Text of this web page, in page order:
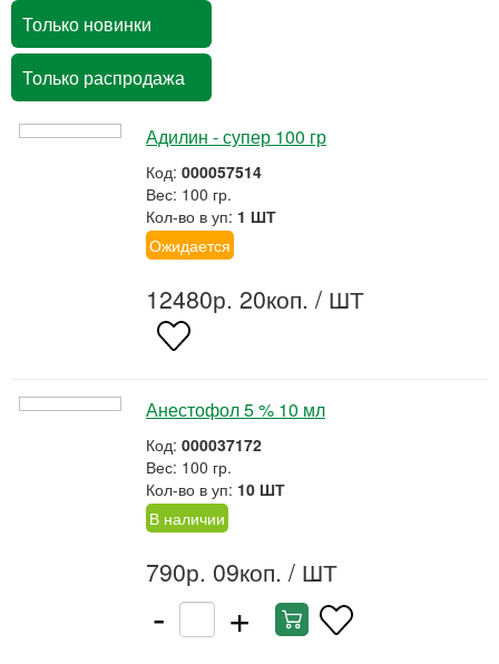
Только новинки
Только распродажа
Адилин - супер 100 гр
Код: 000057514
Вес: 100 гр.
Кол-во в уп: 1 ШТ
Ожидается
12480р. 20коп. / ШТ
Анестофол 5 % 10 мл
Код: 000037172
Вес: 100 гр.
Кол-во в уп: 10 ШТ
В наличии
790р. 09коп. / ШТ
- +